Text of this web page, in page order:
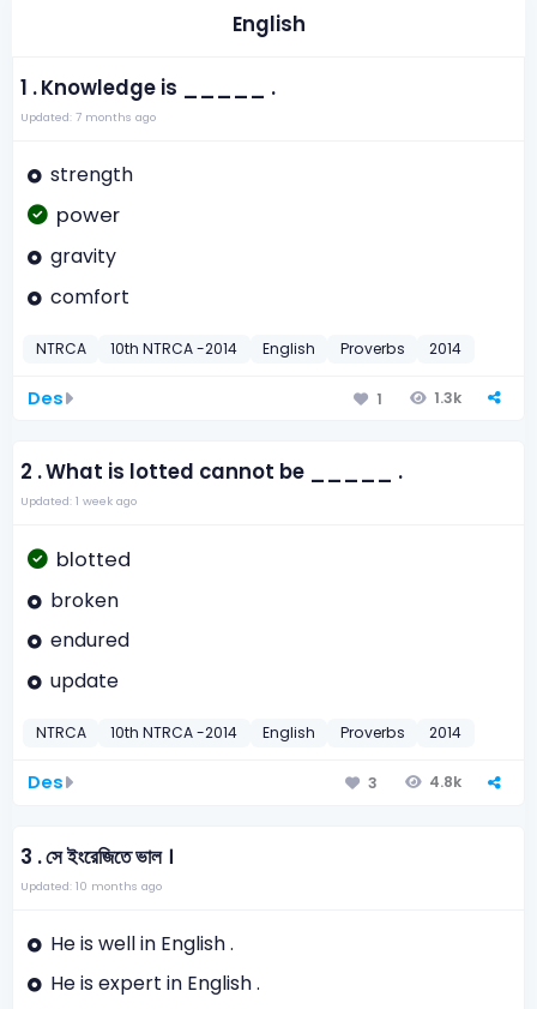
English
1 .Knowledge is _____ .
Updated: 7 months ago
strength
power
gravity
comfort
NTRCA 10th NTRCA -2014 English Proverbs 2014
Des 1 1.3k
2 .What is lotted cannot be _____ .
Updated: 1 week ago
blotted
broken
endured
update
NTRCA 10th NTRCA -2014 English Proverbs 2014
Des 3 4.8k
3 .সে ইংরেজিতে ভাল ।
Updated: 10 months ago
He is well in English .
He is expert in English .